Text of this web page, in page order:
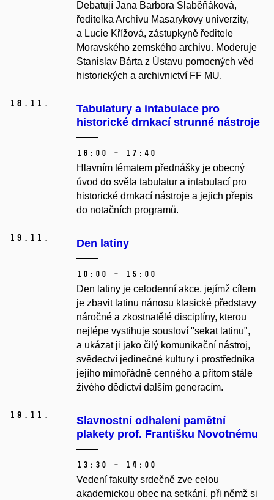
Debatují Jana Barbora Slaběňáková,
ředitelka Archivu Masarykovy univerzity,
a Lucie Křížová, zástupkyně ředitele
Moravského zemského archivu. Moderuje
Stanislav Bárta z Ústavu pomocných věd
historických a archivnictví FF MU.
18. 11.
Tabulatury a intabulace pro
historické drnkací strunné nástroje
16:00 – 17:40
Hlavním tématem přednášky je obecný
úvod do světa tabulatur a intabulací pro
historické drnkací nástroje a jejich přepis
do notačních programů.
19. 11. Den latiny
10:00 – 15:00
Den latiny je celodenní akce, jejímž cílem
je zbavit latinu nánosu klasické představy
náročné a zkostnatělé disciplíny, kterou
nejlépe vystihuje sousloví "sekat latinu",
a ukázat ji jako čilý komunikační nástroj,
svědectví jedinečné kultury i prostředníka
jejího mimořádně cenného a přitom stále
živého dědictví dalším generacím.
19. 11.
Slavnostní odhalení pamětní
plakety prof. Františku Novotnému
13:30 – 14:00
Vedení fakulty srdečně zve celou
akademickou obec na setkání, při němž si